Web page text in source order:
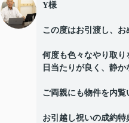
Y様
この度はお引渡し、お
何度も色々なやり取り
日当たりが良く、静
ご両親にも物件を内覧
お引越し祝いの成約特